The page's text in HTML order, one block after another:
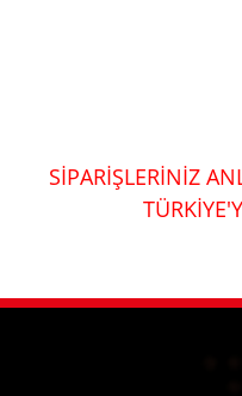
SİPARİŞLERİNİZ